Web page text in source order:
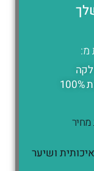
מ:
מחיר
ושיער